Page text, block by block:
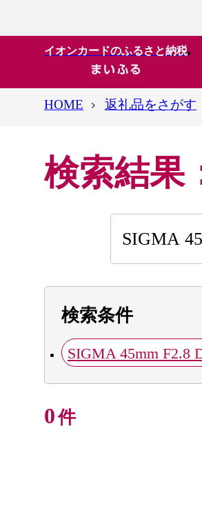
イオンカードのふるさと納税
HOME
返礼品をさがす
検索結果
検索条件
SIGMA 45mm F2.8
0件